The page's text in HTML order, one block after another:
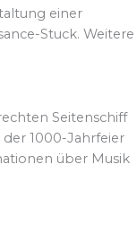
einer
Stuck. Weitere
Seitenschiff
1000-Jahrfeier
über Musik